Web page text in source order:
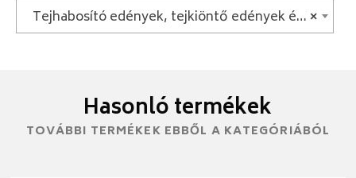
×
Tejhabosító edények, tejkiöntő edények és gőzölő edények
Hasonló termékek
TOVÁBBI TERMÉKEK EBBŐL A KATEGÓRIÁBÓL